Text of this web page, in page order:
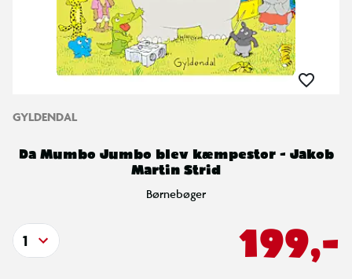
GYLDENDAL
Da Mumbo Jumbo blev kæmpestor - Jakob
Martin Strid
Børnebøger
199,-
1